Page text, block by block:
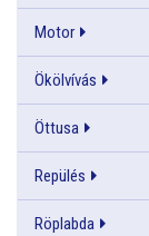
Motor
Ökölvívás
Öttusa
Repülés
Röplabda